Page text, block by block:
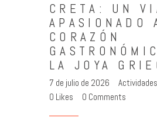
Europa
América
Asia
Quienes Somos
Contacto
CRETA: UN
APASIONADO
CORAZÓN
LA JOYA
7 de julio de 2026 Actividades
0 Likes 0 Comments